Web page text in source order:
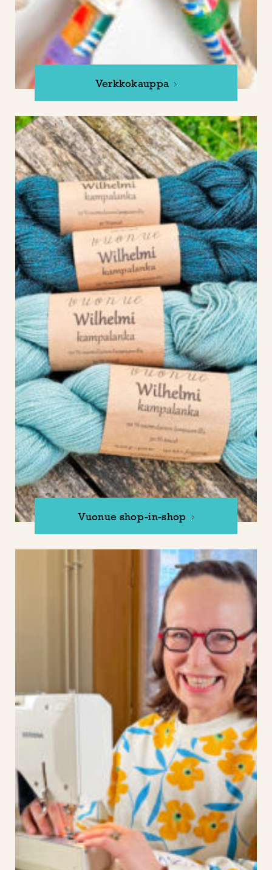
Verkkokauppa
Vuonue shop-in-shop